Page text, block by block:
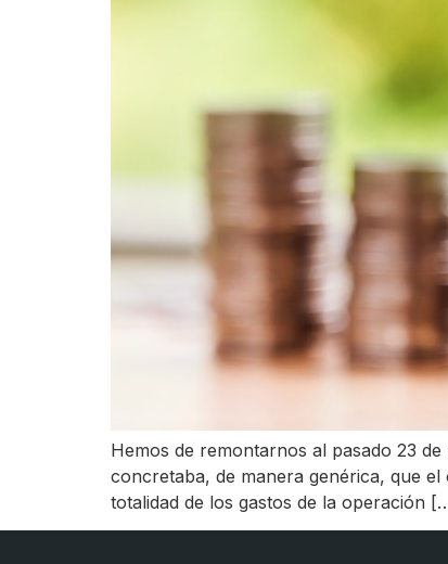
Hemos de remontarnos al pasado 23
concretaba, de manera genérica, que
totalidad de los gastos de la operación